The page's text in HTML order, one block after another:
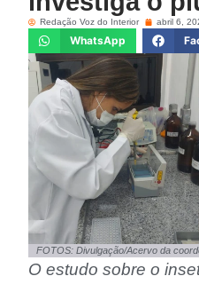
Redação Voz do Interior abril 6,
WhatsApp
FOTOS: Divulgação/Acervo da
O estudo sobre o